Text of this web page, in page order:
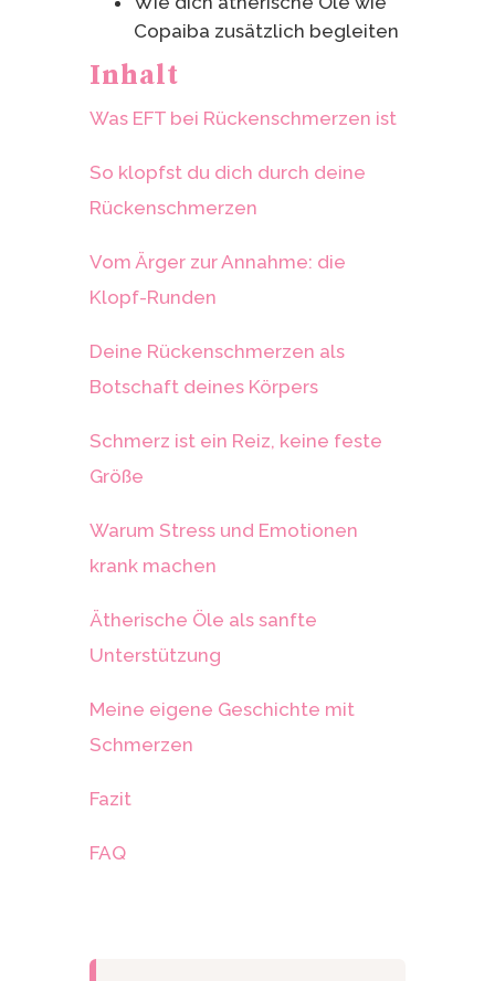
Copaiba zusätzlich begleiten
Inhalt
Was EFT bei Rückenschmerzen ist
So klopfst du dich durch deine
Rückenschmerzen
Vom Ärger zur Annahme: die
Klopf-Runden
Deine Rückenschmerzen als
Botschaft deines Körpers
Schmerz ist ein Reiz, keine feste
Größe
Warum Stress und Emotionen
krank machen
Ätherische Öle als sanfte
Unterstützung
Meine eigene Geschichte mit
Schmerzen
Fazit
FAQ